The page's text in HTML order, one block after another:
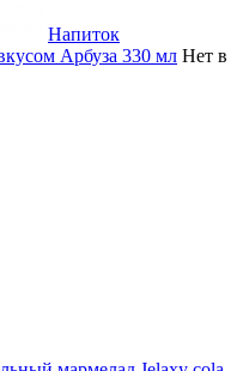
Напиток
Арбуза 330 мл Нет в